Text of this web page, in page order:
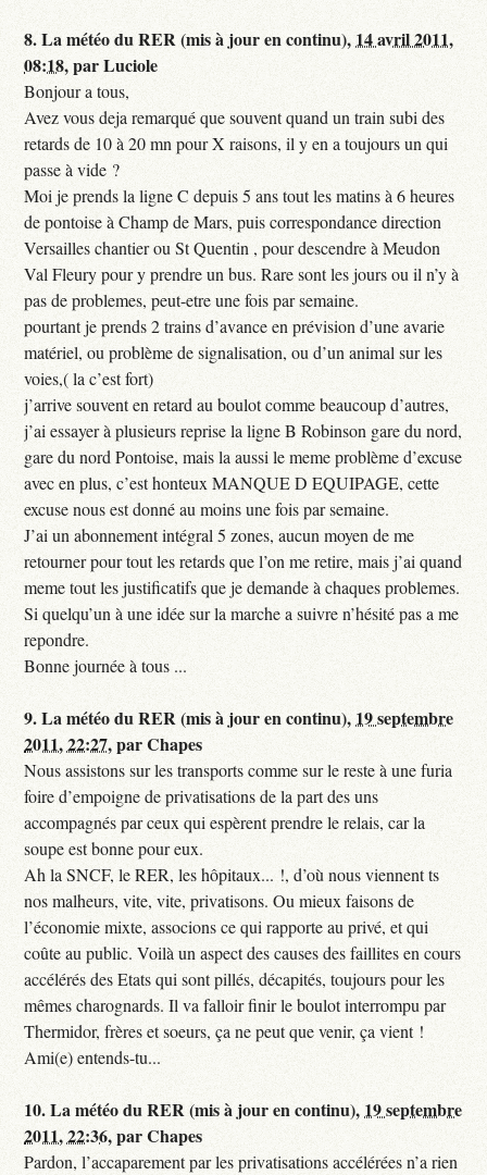
8.La météo du RER (mis à jour en continu), 14 avril 2011,
08:18,parLuciole
Bonjour a tous,
Avez vous deja remarqué que souvent quand un train subi des
retards de 10 à 20 mn pour X raisons, il y en a toujours un qui
passe à vide ?
Moi je prends la ligne C depuis 5 ans tout les matins à 6 heures
de pontoise à Champ de Mars, puis correspondance direction
Versailles chantier ou St Quentin , pour descendre à Meudon
Val Fleury pour y prendre un bus. Rare sont les jours ou il n’y à
pas de problemes, peut-etre une fois par semaine.
pourtant je prends 2 trains d’avance en prévision d’une avarie
matériel, ou problème de signalisation, ou d’un animal sur les
voies,( la c’est fort)
j’arrive souvent en retard au boulot comme beaucoup d’autres,
j’ai essayer à plusieurs reprise la ligne B Robinson gare du nord,
gare du nord Pontoise, mais la aussi le meme problème d’excuse
avec en plus, c’est honteux MANQUE D EQUIPAGE, cette
excuse nous est donné au moins une fois par semaine.
J’ai un abonnement intégral 5 zones, aucun moyen de me
retourner pour tout les retards que l’on me retire, mais j’ai quand
meme tout les justificatifs que je demande à chaques problemes.
Si quelqu’un à une idée sur la marche a suivre n’hésité pas a me
repondre.
Bonne journée à tous ...
9.La météo du RER (mis à jour en continu), 19 septembre
2011, 22:27,parChapes
Nous assistons sur les transports comme sur le reste à une furia
foire d’empoigne de privatisations de la part des uns
accompagnés par ceux qui espèrent prendre le relais, car la
soupe est bonne pour eux.
Ah la SNCF, le RER, les hôpitaux... !, d’où nous viennent ts
nos malheurs, vite, vite, privatisons. Ou mieux faisons de
l’économie mixte, associons ce qui rapporte au privé, et qui
coûte au public. Voilà un aspect des causes des faillites en cours
accélérés des Etats qui sont pillés, décapités, toujours pour les
mêmes charognards. Il va falloir finir le boulot interrompu par
Thermidor, frères et soeurs, ça ne peut que venir, ça vient !
Ami(e) entends-tu...
10.La météo du RER (mis à jour en continu), 19 septembre
2011, 22:36,parChapes
Pardon, l’accaparement par les privatisations accélérées n’a rien